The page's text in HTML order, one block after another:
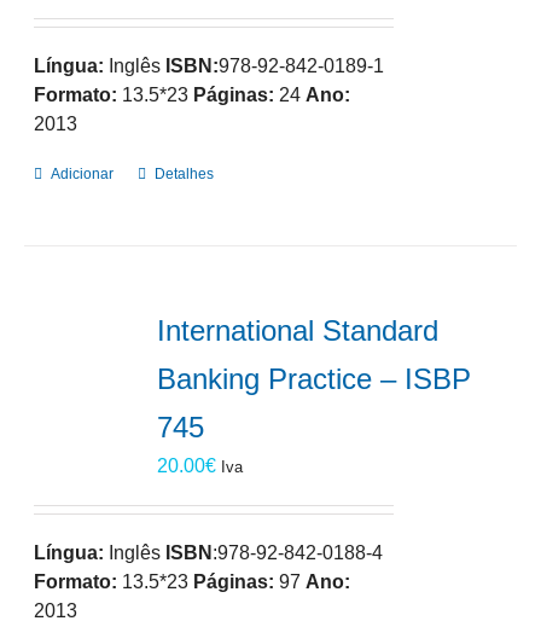
Língua: Inglês ISBN:978-92-842-0189-1
Formato: 13.5*23 Páginas: 24 Ano:
2013
Adicionar Detalhes
International Standard
Banking Practice – ISBP
745
20.00€ Iva
Língua: Inglês ISBN :978-92-842-0188-4
Formato: 13.5*23 Páginas: 97 Ano:
2013